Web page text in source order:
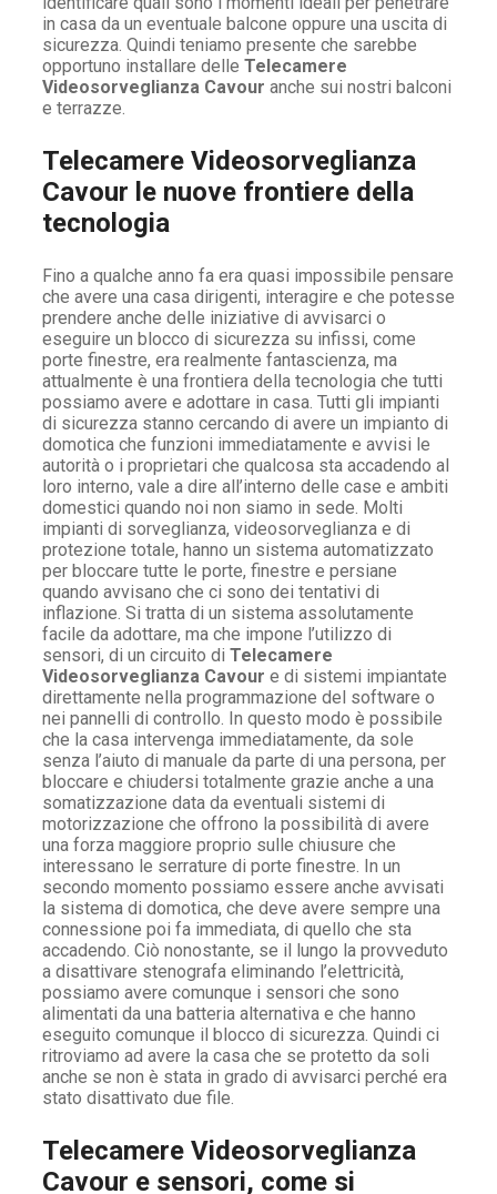
in casa da un eventuale balcone oppure una uscita di
sicurezza. Quindi teniamo presente che sarebbe
opportuno installare delle Telecamere
Videosorveglianza Cavour anche sui nostri balconi
e terrazze.
Telecamere Videosorveglianza
Cavour le nuove frontiere della
tecnologia
Fino a qualche anno fa era quasi impossibile pensare
che avere una casa dirigenti, interagire e che potesse
prendere anche delle iniziative di avvisarci o
eseguire un blocco di sicurezza su infissi, come
porte finestre, era realmente fantascienza, ma
attualmente è una frontiera della tecnologia che tutti
possiamo avere e adottare in casa. Tutti gli impianti
di sicurezza stanno cercando di avere un impianto di
domotica che funzioni immediatamente e avvisi le
autorità o i proprietari che qualcosa sta accadendo al
loro interno, vale a dire all’interno delle case e ambiti
domestici quando noi non siamo in sede. Molti
impianti di sorveglianza, videosorveglianza e di
protezione totale, hanno un sistema automatizzato
per bloccare tutte le porte, finestre e persiane
quando avvisano che ci sono dei tentativi di
inflazione. Si tratta di un sistema assolutamente
facile da adottare, ma che impone l’utilizzo di
sensori, di un circuito di Telecamere
Videosorveglianza Cavour e di sistemi impiantate
direttamente nella programmazione del software o
nei pannelli di controllo. In questo modo è possibile
che la casa intervenga immediatamente, da sole
senza l’aiuto di manuale da parte di una persona, per
bloccare e chiudersi totalmente grazie anche a una
somatizzazione data da eventuali sistemi di
motorizzazione che offrono la possibilità di avere
una forza maggiore proprio sulle chiusure che
interessano le serrature di porte finestre. In un
secondo momento possiamo essere anche avvisati
la sistema di domotica, che deve avere sempre una
connessione poi fa immediata, di quello che sta
accadendo. Ciò nonostante, se il lungo la provveduto
a disattivare stenografa eliminando l’elettricità,
possiamo avere comunque i sensori che sono
alimentati da una batteria alternativa e che hanno
eseguito comunque il blocco di sicurezza. Quindi ci
ritroviamo ad avere la casa che se protetto da soli
anche se non è stata in grado di avvisarci perché era
stato disattivato due file.
Telecamere Videosorveglianza
Cavour e sensori, come si